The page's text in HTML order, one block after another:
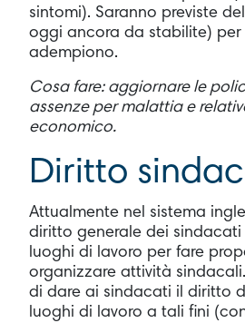
sintomi). Saranno previste
oggi ancora da stabilite)
adempiono.
Cosa fare: aggiornare le
assenze per malattia e
economico.
Diritto
Attualmente nel sistema
diritto generale dei
luoghi di lavoro per fare
organizzare attività sindacali.
di dare ai sindacati il diritto
luoghi di lavoro a tali fini